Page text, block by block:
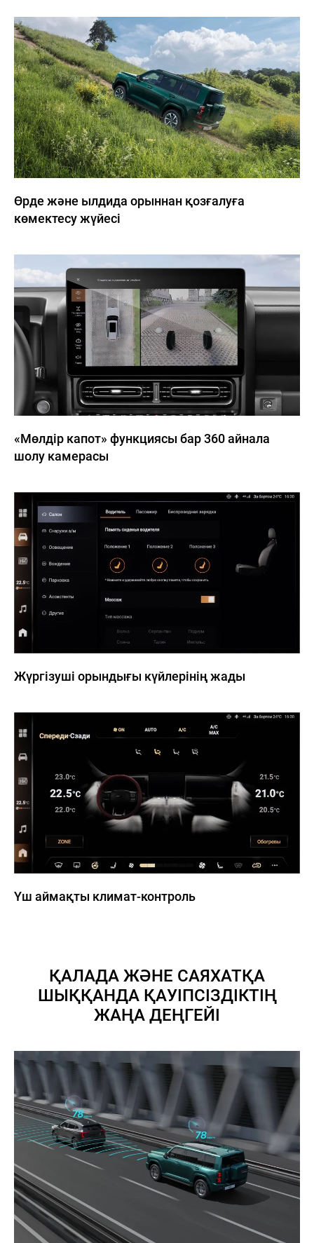
ЖАҢАЛЫҚТАР БАЙЛАНЫСТАР
8 (776)
113-13-00
Haval
Irtysh
Motors
Өрде және ылдида орыннан қозғалуға
көмектесу жүйесі
«Мөлдір капот» функциясы бар 360 айнала
шолу камерасы
Жүргізуші орындығы күйлерінің жады
Үш аймақты климат-контроль
ҚАЛАДА ЖӘНЕ САЯХАТҚА
ШЫҚҚАНДА ҚАУІПСІЗДІКТІҢ
ЖАҢА ДЕҢГЕЙІ